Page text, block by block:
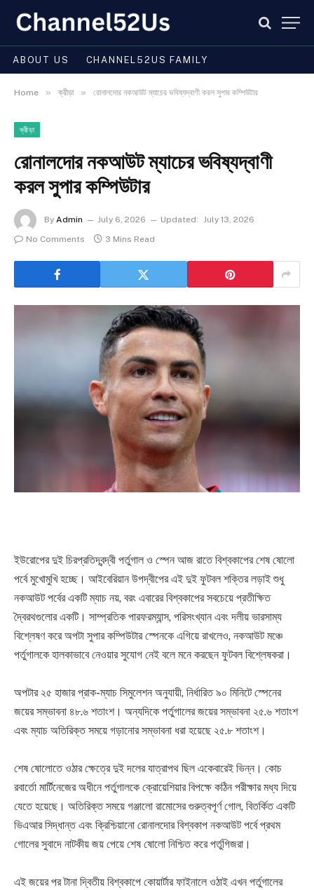
ABOUT US CHANNEL52US FAMILY
Home » ক্রীড়া » রোনালদোর নকআউট ম্যাচের ভবিষ্যদ্বাণী করল সুপার কম্পিউটার
ক্রীড়া
রোনালদোর নকআউট ম্যাচের ভবিষ্যদ্বাণী
করল সুপার কম্পিউটার
By Admin July 6, 2026 Updated: July 13, 2026
No Comments
3 Mins Read
ইউরোপের দুই চিরপ্রতিদ্বন্দ্বী পর্তুগাল ও স্পেন আজ রাতে বিশ্বকাপের শেষ ষোলো
পর্বে মুখোমুখি হচ্ছে। আইবেরিয়ান উপদ্বীপের এই দুই ফুটবল শক্তির লড়াই শুধু
নকআউট পর্বের একটি ম্যাচ নয়, বরং এবারের বিশ্বকাপের সবচেয়ে প্রতীক্ষিত
দ্বৈরথগুলোর একটি। সাম্প্রতিক পারফরম্যান্স, পরিসংখ্যান এবং দলীয় ভারসাম্য
বিশ্লেষণ করে অপটা সুপার কম্পিউটার স্পেনকে এগিয়ে রাখলেও, নকআউট মঞ্চে
পর্তুগালকে হালকাভাবে নেওয়ার সুযোগ নেই বলে মনে করছেন ফুটবল বিশ্লেষকরা।
অপটার ২৫ হাজার প্রাক-ম্যাচ সিমুলেশন অনুযায়ী, নির্ধারিত ৯০ মিনিটে স্পেনের
জয়ের সম্ভাবনা ৪৮.৬ শতাংশ। অন্যদিকে পর্তুগালের জয়ের সম্ভাবনা ২৫.৬ শতাংশ
এবং ম্যাচ অতিরিক্ত সময়ে গড়ানোর সম্ভাবনা ধরা হয়েছে ২৫.৮ শতাংশ।
শেষ ষোলোতে ওঠার ক্ষেত্রে দুই দলের যাত্রাপথ ছিল একেবারেই ভিন্ন। কোচ
রবার্তো মার্টিনেজের অধীনে পর্তুগালকে ক্রোয়েশিয়ার বিপক্ষে কঠিন পরীক্ষার মধ্য দিয়ে
যেতে হয়েছে। অতিরিক্ত সময়ে গঞ্জালো রামোসের গুরুত্বপূর্ণ গোল, বিতর্কিত একটি
ভিএআর সিদ্ধান্ত এবং ক্রিশ্চিয়ানো রোনালদোর বিশ্বকাপ নকআউট পর্বে প্রথম
গোলের সুবাদে নাটকীয় জয় পেয়ে শেষ ষোলো নিশ্চিত করে পর্তুগিজরা।
এই জয়ের পর টানা দ্বিতীয় বিশ্বকাপে কোয়ার্টার ফাইনালে ওঠাই এখন পর্তুগালের